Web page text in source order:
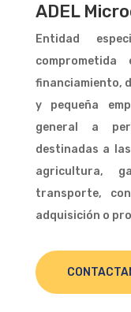
ADEL
Entidad
financiamiento,
y pequeña
general a
destinadas a
agricultura,
transporte,
adquisición o